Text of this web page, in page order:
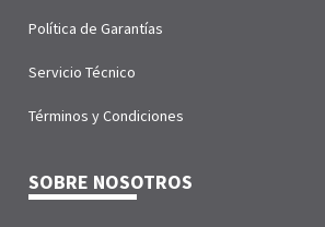
Política de Garantías
Servicio Técnico
Términos y Condiciones
SOBRE NOSOTROS